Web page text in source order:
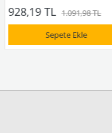
928,19 TL
1.091,98 TL
Sepete Ekle